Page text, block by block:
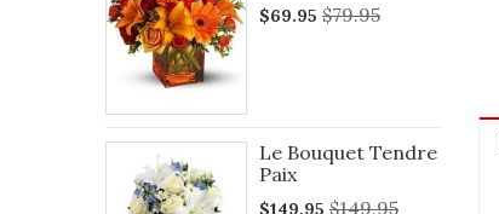
$69.95 $79.95
Le Bouquet Tendre
Paix
$149.95 $149.95